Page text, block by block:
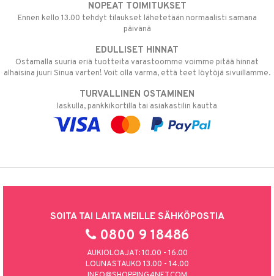
NOPEAT TOIMITUKSET
Ennen kello 13.00 tehdyt tilaukset lähetetään normaalisti samana
päivänä
EDULLISET HINNAT
Ostamalla suuria eriä tuotteita varastoomme voimme pitää hinnat
alhaisina juuri Sinua varten! Voit olla varma, että teet löytöjä sivuillamme.
TURVALLINEN OSTAMINEN
laskulla, pankkikortilla tai asiakastilin kautta
SOITA TAI LAITA MEILLE SÄHKÖPOSTIA
0800 9 18486
AUKIOLOAJAT: 10.00 - 16.00
LOUNASTAUKO 13.00 - 14.00